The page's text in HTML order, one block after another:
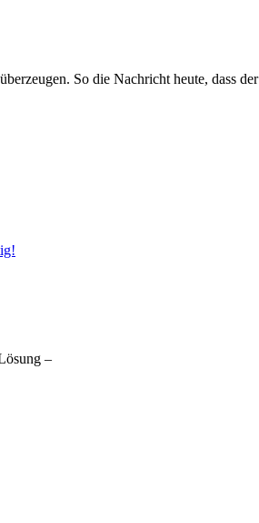
So die Nachricht heute, dass der
–